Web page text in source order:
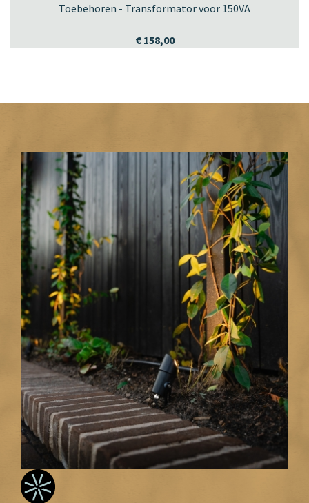
Toebehoren - Transformator voor 150VA
€ 158,00